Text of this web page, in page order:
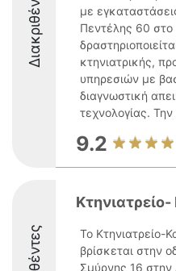
Διακριθέντες
με
Πεντέλης 60 στο
κτηνιατρικής,
υπηρεσιών με
διαγνωστική
τεχνολογίας.
9.2
Το Κτηνιατρείο-
βρίσκεται στην
Σμύρνης 16 στην